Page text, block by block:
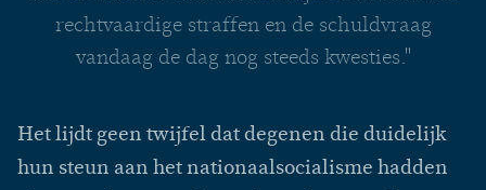
rechtvaardige straffen en de schuldvraag
vandaag de dag nog steeds kwesties."
Het lijdt geen twijfel dat degenen die duidelijk
hun steun aan het nationaalsocialisme hadden